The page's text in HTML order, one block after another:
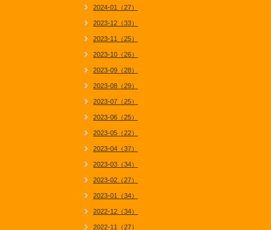
2024-01（27）
2023-12（33）
2023-11（25）
2023-10（26）
2023-09（28）
2023-08（29）
2023-07（25）
2023-06（25）
2023-05（22）
2023-04（37）
2023-03（34）
2023-02（27）
2023-01（34）
2022-12（34）
2022-11（27）